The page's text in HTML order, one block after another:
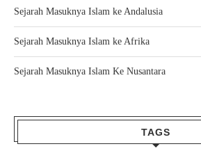
Sejarah Masuknya Islam ke Andalusia
Sejarah Masuknya Islam ke Afrika
Sejarah Masuknya Islam Ke Nusantara
TAGS